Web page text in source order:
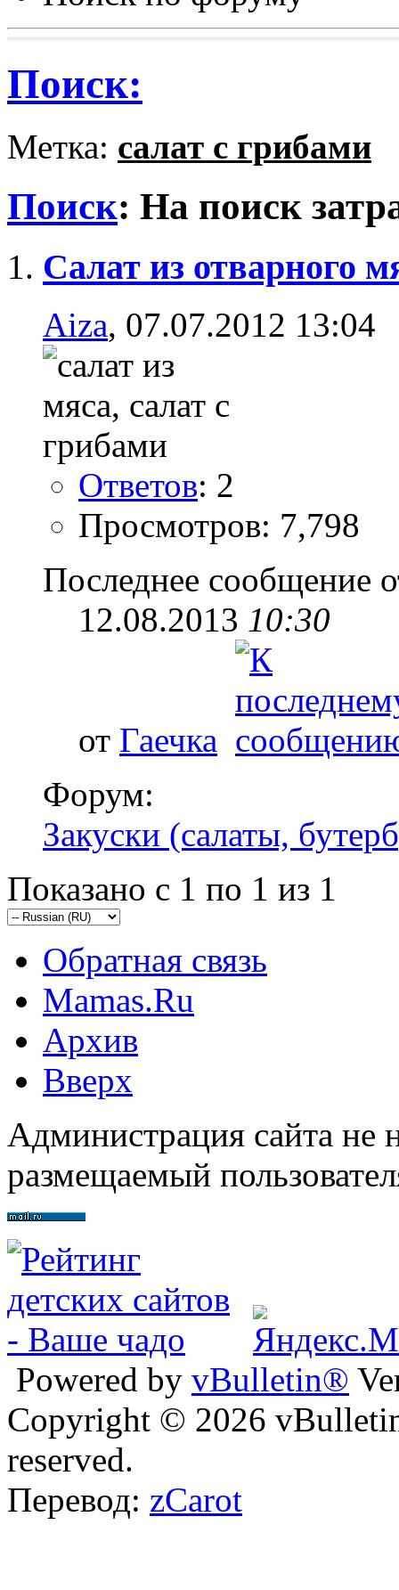
Поиск:
Метка: салат с грибами
Поиск: На поиск
Салат из отварного
Aiza, 07.07.2012 13:04
Ответов: 2
Просмотров: 7,798
Последнее сообщение
12.08.2013 10:30
от Гаечка
Форум:
Закуски (салаты,
Показано с 1 по 1 из 1
Обратная связь
Mamas.Ru
Архив
Вверх
Администрация сайта не
размещаемый
Powered by vBulletin®
Copyright © 2026
reserved.
Перевод: zCarot